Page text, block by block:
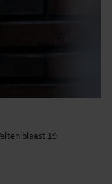
blaast 19